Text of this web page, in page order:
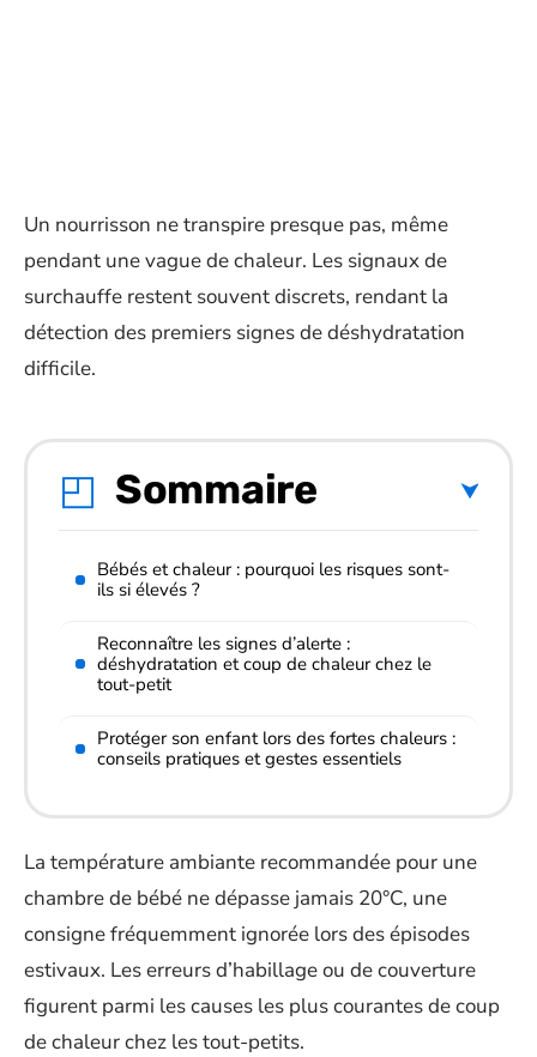
Un nourrisson ne transpire presque pas, même
pendant une vague de chaleur. Les signaux de
surchauffe restent souvent discrets, rendant la
détection des premiers signes de déshydratation
difficile.
Sommaire
Bébés et chaleur : pourquoi les risques sont-
ils si élevés ?
Reconnaître les signes d’alerte :
déshydratation et coup de chaleur chez le
tout-petit
Protéger son enfant lors des fortes chaleurs :
conseils pratiques et gestes essentiels
La température ambiante recommandée pour une
chambre de bébé ne dépasse jamais 20°C, une
consigne fréquemment ignorée lors des épisodes
estivaux. Les erreurs d’habillage ou de couverture
figurent parmi les causes les plus courantes de coup
de chaleur chez les tout-petits.